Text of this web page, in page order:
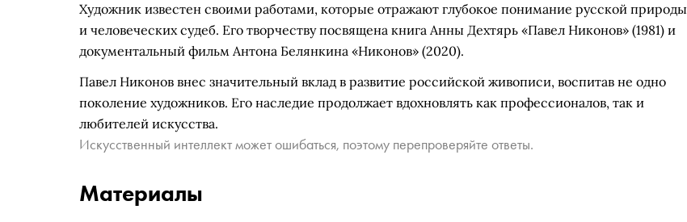
Художник известен своими работами, которые отражают глубокое понимание русской природы
и человеческих судеб. Его творчеству посвящена книга Анны Дехтярь «Павел Никонов» (1981) и
документальный фильм Антона Белянкина «Никонов» (2020).
Павел Никонов внес значительный вклад в развитие российской живописи, воспитав не одно
поколение художников. Его наследие продолжает вдохновлять как профессионалов, так и
любителей искусства.
Искусственный интеллект может ошибаться, поэтому перепроверяйте ответы.
Материалы